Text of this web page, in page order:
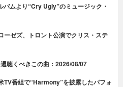
バムより“Cry Ugly”のミュージック・
ーゼズ、トロント公演でクリス・ステ
聴くべきこの曲：2026/08/07
TV番組で“Harmony”を披露したパフォ